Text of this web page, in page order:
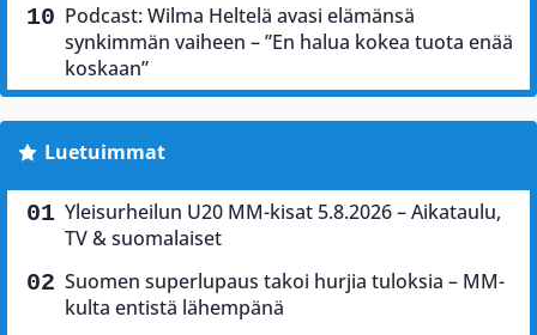
Podcast: Wilma Heltelä avasi elämänsä
synkimmän vaiheen – ”En halua kokea tuota enää
koskaan”
Luetuimmat
Yleisurheilun U20 MM-kisat 5.8.2026 – Aikataulu,
TV & suomalaiset
Suomen superlupaus takoi hurjia tuloksia – MM-
kulta entistä lähempänä